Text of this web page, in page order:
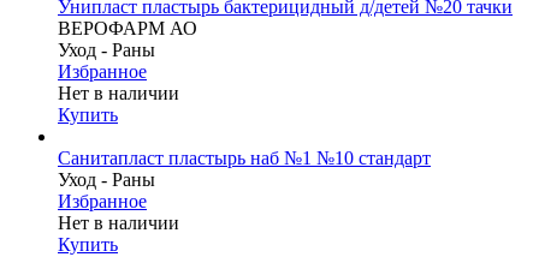
Унипласт пластырь бактерицидный д/детей №20 тачки
ВЕРОФАРМ АО
Уход - Раны
Избранное
Нет в наличии
Купить
Санитапласт пластырь наб №1 №10 стандарт
Уход - Раны
Избранное
Нет в наличии
Купить